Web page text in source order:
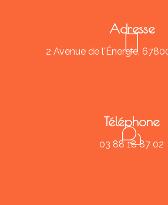
Adresse
2 Avenue de l'Énergie,
Téléphone
03 88 18 87 02